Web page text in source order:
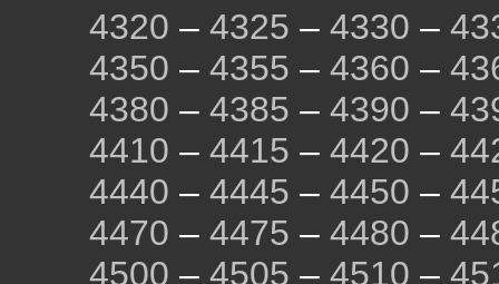
4320 – 4325 – 4330 –
4350 – 4355 – 4360 –
4380 – 4385 – 4390 –
4410 – 4415 – 4420 –
4440 – 4445 – 4450 –
4470 – 4475 – 4480 –
4500 – 4505 – 4510 –